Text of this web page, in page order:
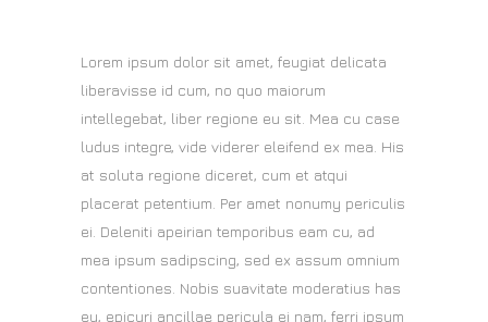
Lorem ipsum dolor sit amet, feugiat delicata
liberavisse id cum, no quo maiorum
intellegebat, liber regione eu sit. Mea cu case
ludus integre, vide viderer eleifend ex mea. His
at soluta regione diceret, cum et atqui
placerat petentium. Per amet nonumy periculis
ei. Deleniti apeirian temporibus eam cu, ad
mea ipsum sadipscing, sed ex assum omnium
contentiones. Nobis suavitate moderatius has
eu, epicuri ancillae pericula ei nam, ferri ipsum